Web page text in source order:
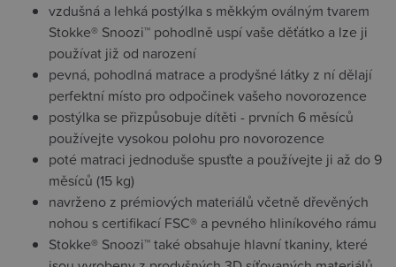
vzdušná a lehká postýlka s měkkým oválným tvarem
Stokke® Snoozi™ pohodlně uspí vaše děťátko a lze ji
používat již od narození
pevná, pohodlná matrace a prodyšné látky z ní dělají
perfektní místo pro odpočinek vašeho novorozence
postýlka se přizpůsobuje dítěti - prvních 6 měsíců
používejte vysokou polohu pro novorozence
poté matraci jednoduše spusťte a používejte ji až do 9
měsíců (15 kg)
navrženo z prémiových materiálů včetně dřevěných
nohou s certifikací FSC® a pevného hliníkového rámu
Stokke® Snoozi™ také obsahuje hlavní tkaniny, které